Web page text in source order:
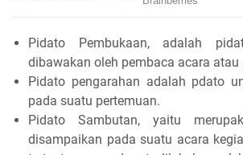
Pidato Pembukaan, adalah
dibawakan oleh pembaca acara atau
Pidato pengarahan adalah pdato
pada suatu pertemuan.
Pidato Sambutan, yaitu
disampaikan pada suatu acara